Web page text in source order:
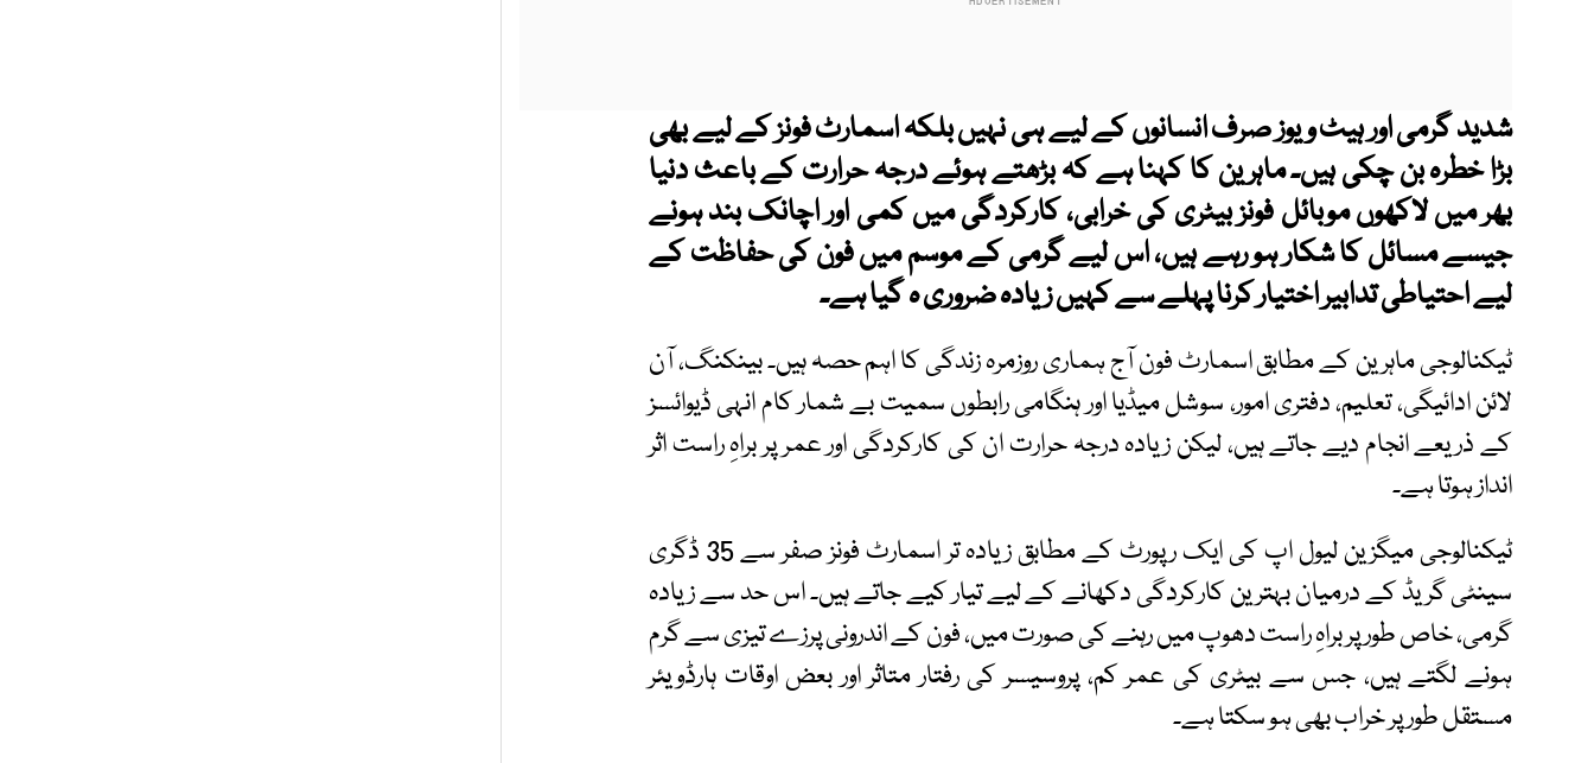
شدید گرمی اور ہیٹ ویوز صرف انسانوں کے لیے ہی نہیں بلکہ اسمارٹ فونز کے لیے بھی
بڑا خطرہ بن چکی ہیں۔ ماہرین کا کہنا ہے کہ بڑھتے ہوئے درجہ حرارت کے باعث دنیا
بھر میں لاکھوں موبائل فونز بیٹری کی خرابی، کارکردگی میں کمی اور اچانک بند ہونے
جیسے مسائل کا شکار ہو رہے ہیں، اس لیے گرمی کے موسم میں فون کی حفاظت کے
لیے احتیاطی تدابیر اختیار کرنا پہلے سے کہیں زیادہ ضروری ہ گیا ہے۔
ٹیکنالوجی ماہرین کے مطابق اسمارٹ فون آج ہماری روزمرہ زندگی کا اہم حصہ ہیں۔ بینکنگ، آن
لائن ادائیگی، تعلیم، دفتری امور، سوشل میڈیا اور ہنگامی رابطوں سمیت بے شمار کام انہی ڈیوائسز
کے ذریعے انجام دیے جاتے ہیں، لیکن زیادہ درجہ حرارت ان کی کارکردگی اور عمر پر براہِ راست اثر
انداز ہوتا ہے۔
ٹیکنالوجی میگزین لیول اپ کی ایک رپورٹ کے مطابق زیادہ تر اسمارٹ فونز صفر سے 35 ڈگری
سینٹی گریڈ کے درمیان بہترین کارکردگی دکھانے کے لیے تیار کیے جاتے ہیں۔ اس حد سے زیادہ
گرمی، خاص طور پر براہِ راست دھوپ میں رہنے کی صورت میں، فون کے اندرونی پرزے تیزی سے گرم
ہونے لگتے ہیں، جس سے بیٹری کی عمر کم، پروسیسر کی رفتار متاثر اور بعض اوقات ہارڈویئر
مستقل طور پر خراب بھی ہو سکتا ہے۔